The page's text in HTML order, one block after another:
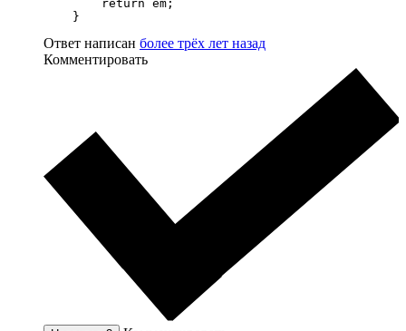
        return em;
    }
Ответ написан более трёх лет назад
Комментировать